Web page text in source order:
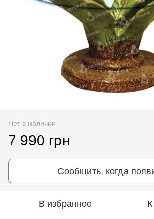
Нет в наличии
7 990 грн
Сообщить, когда
В избранное